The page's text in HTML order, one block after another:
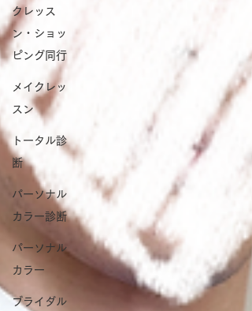
クレッス
ン・ショッ
ピング同行
メイクレッ
スン
トータル診
断
パーソナル
カラー診断
パーソナル
カラー
ブライダル